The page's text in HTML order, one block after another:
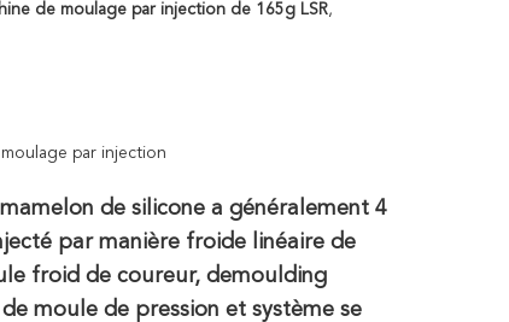
de moulage par injection de 165g LSR,
par injection
de silicone a généralement 4
par manière froide linéaire de
froid de coureur, demoulding
moule de pression et système se